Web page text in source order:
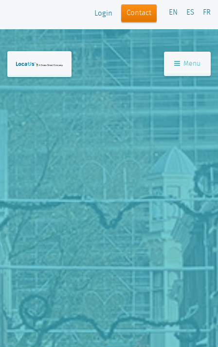
Login Contact EN ES FR
Menu